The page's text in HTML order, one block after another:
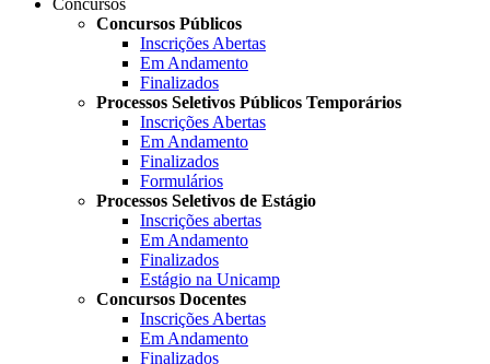
Concursos Públicos
Inscrições Abertas
Em Andamento
Finalizados
Processos Seletivos Públicos Temporários
Inscrições Abertas
Em Andamento
Finalizados
Formulários
Processos Seletivos de Estágio
Inscrições abertas
Em Andamento
Finalizados
Estágio na Unicamp
Concursos Docentes
Inscrições Abertas
Em Andamento
Finalizados